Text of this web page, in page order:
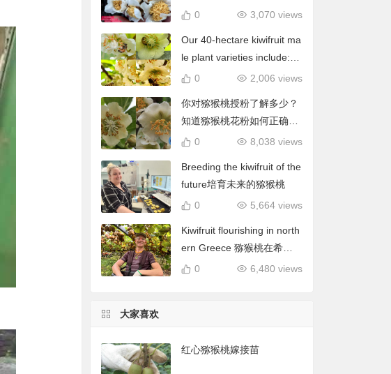
3,070 views
0
Our 40-hectare kiwifruit ma
le plant varieties include: C
hieftain, Matua, Tumari.我
括酋长、陶木里等
2,006 views
0
你对猕猴桃授粉了解多少？
知道猕猴桃花粉如何正确使
用吗？
8,038 views
0
Breeding the kiwifruit of the
future培育未来的猕猴桃
5,664 views
0
Kiwifruit flourishing in north
ern Greece 猕猴桃在希腊
北部蓬勃发展
6,480 views
0
大家喜欢
红心猕猴桃嫁接苗